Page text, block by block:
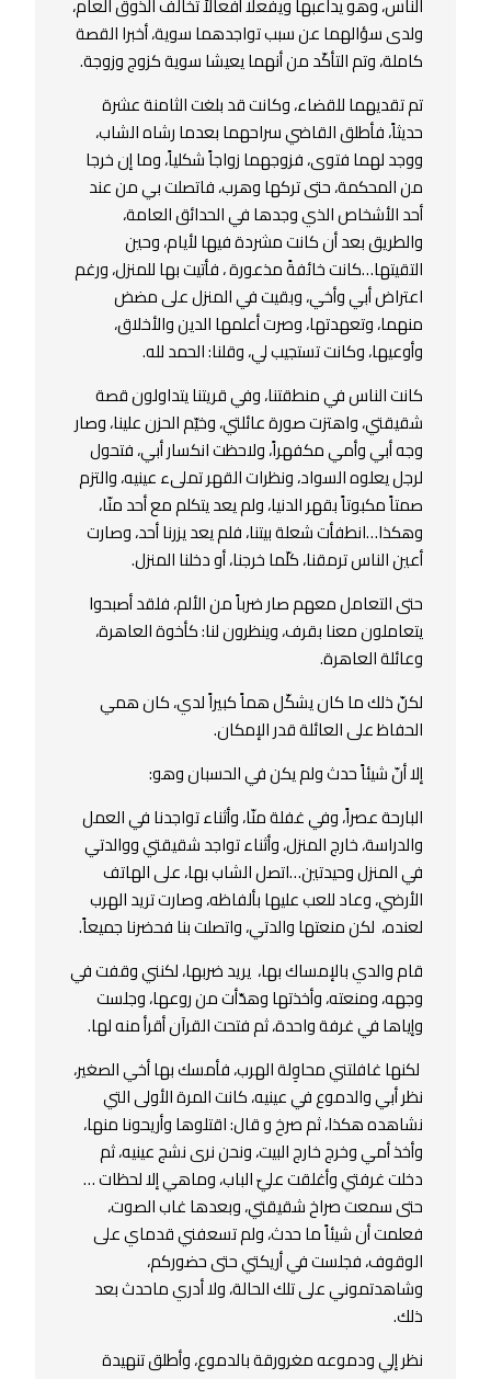
ولدى سؤالهما عن سبب تواجدهما سوية، أخبرا القصة
كاملة، وتم التأكّد من أنهما يعيشا سوية كزوج وزوجة.
تم تقديهما للقضاء، وكانت قد بلغت الثامنة عشرة
حديثاً، فأطلق القاضي سراحهما بعدما رشاه الشاب،
ووجد لهما فتوى، فزوجهما زواجاً شكلياً، وما إن خرجا
من المحكمة، حتى تركها وهرب، فاتصلت بي من عند
أحد الأشخاص الذي وجدها في الحدائق العامة،
والطريق بعد أن كانت مشردة فيها لأيام، وحين
التقيتها…كانت خائفةً مذعورة ، فأتيت بها للمنزل، ورغم
اعتراض أبي وأخي، وبقيت في المنزل على مضض
منهما، وتعهدتها، وصرت أعلمها الدين والأخلاق،
وأوعيها، وكانت تستجيب لي، وقلنا: الحمد لله.
كانت الناس في منطقتنا، وفي قريتنا يتداولون قصة
شقيقتي، واهتزت صورة عائلتي، وخيّم الحزن علينا، وصار
وجه أبي وأمي مكفهراً، ولاحظت انكسار أبي، فتحول
لرجل يعلوه السواد، ونظرات القهر تملىء عينيه، والتزم
صمتاً مكبوتاً بقهر الدنيا، ولم يعد يتكلم مع أحد منّا،
وهكذا…انطفأت شعلة بيتنا، فلم يعد يزرنا أحد، وصارت
أعين الناس ترمقنا، كلّما خرجنا، أو دخلنا المنزل.
حتى التعامل معهم صار ضرباً من الألم، فلقد أصبحوا
يتعاملون معنا بقرف، وينظرون لنا: كأخوة العاهرة،
وعائلة العاهرة.
لكنّ ذلك ما كان يشكّل هماً كبيراً لدي، كان همي
الحفاظ على العائلة قدر الإمكان.
إلا أنّ شيئاً حدث ولم يكن في الحسبان وهو:
البارحة عصراً، وفي غفلة منّا، وأثناء تواجدنا في العمل
والدراسة، خارج المنزل، وأثناء تواجد شقيقتي ووالدتي
في المنزل وحيدتين…اتصل الشاب بها، على الهاتف
الأرضي، وعاد للعب عليها بألفاظه، وصارت تريد الهرب
لعنده، لكن منعتها والدتي، واتصلت بنا فحضرنا جميعاً.
قام والدي بالإمساك بها، يريد ضربها، لكنني وقفت في
وجهه، ومنعته، وأخذتها وهدّأت من روعها، وجلست
وإياها في غرفة واحدة، ثم فتحت القرآن أقرأ منه لها.
لكنها غافلتني محاوِلة الهرب، فأمسك بها أخي الصغير،
نظر أبي والدموع في عينيه، كانت المرة الأولى التي
نشاهده هكذا، ثم صرخ و قال: اقتلوها وأريحونا منها،
وأخذ أمي وخرج خارج البيت، ونحن نرى نشج عينيه، ثم
دخلت غرفتي وأغلقت عليّ الباب، وماهي إلا لحظات …
حتى سمعت صراخ شقيقتي، وبعدها غاب الصوت،
فعلمت أن شيئاً ما حدث، ولم تسعفني قدماي على
الوقوف، فجلست في أريكتي حتى حضوركم،
وشاهدتموني على تلك الحالة، ولا أدري ماحدث بعد
ذلك.
نظر إلي ودموعه مغرورقة بالدموع، وأطلق تنهيدة